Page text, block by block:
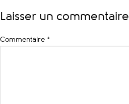
Laisser un commentaire
Commentaire *